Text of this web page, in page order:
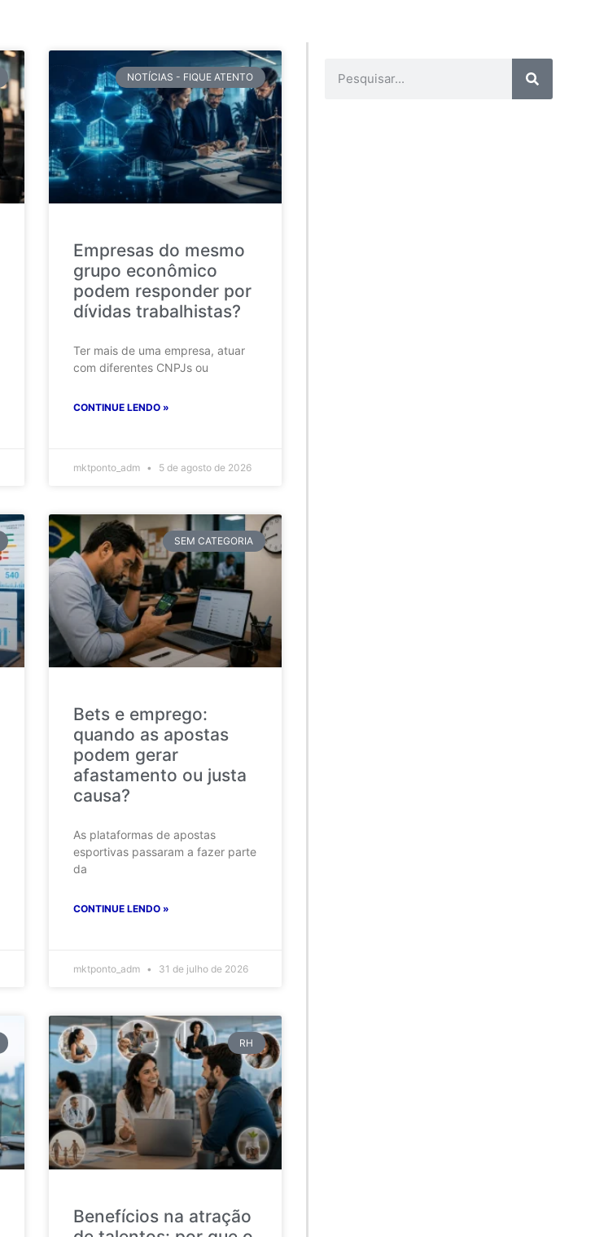
NOTÍCIAS - FIQUE ATENTO
Empresas do mesmo
grupo econômico
podem responder por
dívidas trabalhistas?
Ter mais de uma empresa, atuar
com diferentes CNPJs ou
CONTINUE LENDO »
mktponto_adm 5 de agosto de 2026
SEM CATEGORIA
Bets e emprego:
quando as apostas
podem gerar
afastamento ou justa
causa?
As plataformas de apostas
esportivas passaram a fazer parte
da
CONTINUE LENDO »
mktponto_adm 31 de julho de 2026
RH
Benefícios na atração